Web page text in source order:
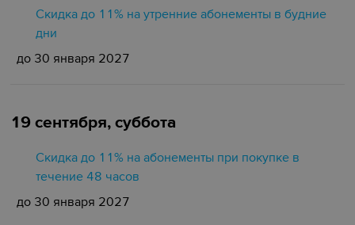
Скидка до 11% на утренние абонементы в будние
дни
до 30 января 2027
19 сентября, суббота
Скидка до 11% на абонементы при покупке в
течение 48 часов
до 30 января 2027